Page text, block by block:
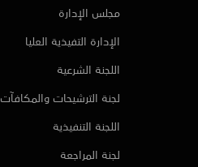
مجلس الإدارة
الإدارة التفيذية العليا
اللجنة الشرعية
لجنة الترشيحات والمكافآت
اللجنة التنفيذية
لجنة المراجعة